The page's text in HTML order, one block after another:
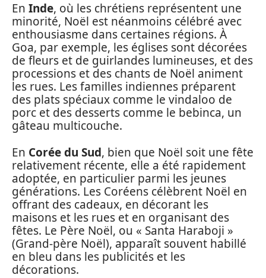
En Inde, où les chrétiens représentent une
minorité, Noël est néanmoins célébré avec
enthousiasme dans certaines régions. À
Goa, par exemple, les églises sont décorées
de fleurs et de guirlandes lumineuses, et des
processions et des chants de Noël animent
les rues. Les familles indiennes préparent
des plats spéciaux comme le vindaloo de
porc et des desserts comme le bebinca, un
gâteau multicouche.
En Corée du Sud, bien que Noël soit une fête
relativement récente, elle a été rapidement
adoptée, en particulier parmi les jeunes
générations. Les Coréens célèbrent Noël en
offrant des cadeaux, en décorant les
maisons et les rues et en organisant des
fêtes. Le Père Noël, ou « Santa Haraboji »
(Grand-père Noël), apparaît souvent habillé
en bleu dans les publicités et les
décorations.